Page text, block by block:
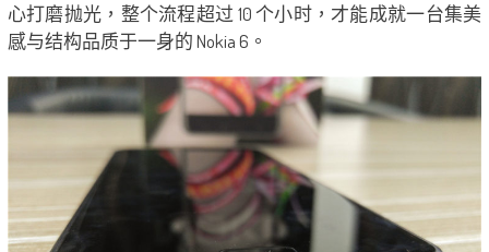
心打磨抛光，整个流程超过 10 个小时，才能成就一台集美
感与结构品质于一身的 Nokia 6。